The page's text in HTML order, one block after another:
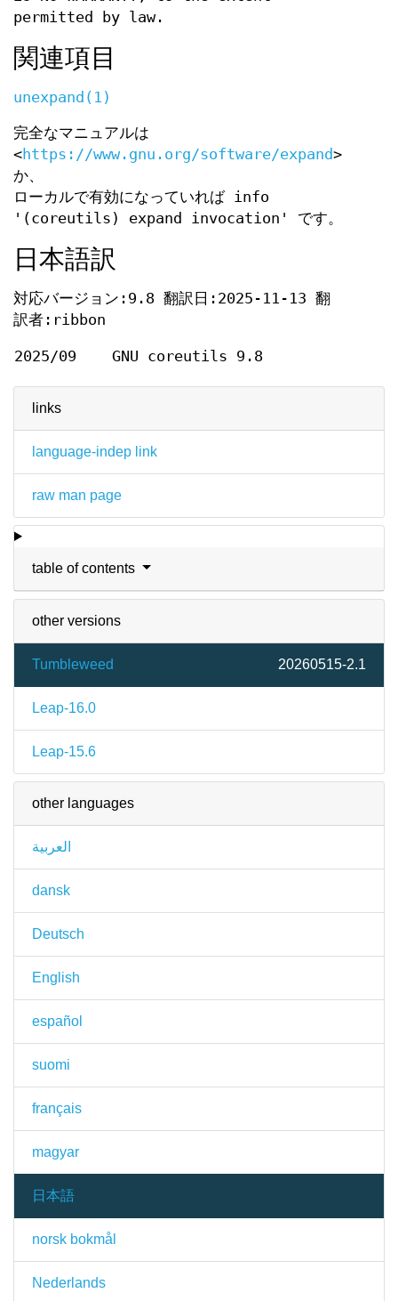
links
language-indep link
raw man page
table of contents
other versions
Tumbleweed 20260515-2.1
Leap-16.0
Leap-15.6
other languages
العربية
dansk
Deutsch
English
español
suomi
français
magyar
日本語
norsk bokmål
Nederlands
permitted by law.
関連項目
unexpand(1)
完全なマニュアルは
<https://www.gnu.org/software/expand>
か、
ローカルで有効になっていれば info
'(coreutils) expand invocation' です。
日本語訳
対応バージョン:9.8 翻訳日:2025-11-13 翻
訳者:ribbon
2025/09 GNU coreutils 9.8